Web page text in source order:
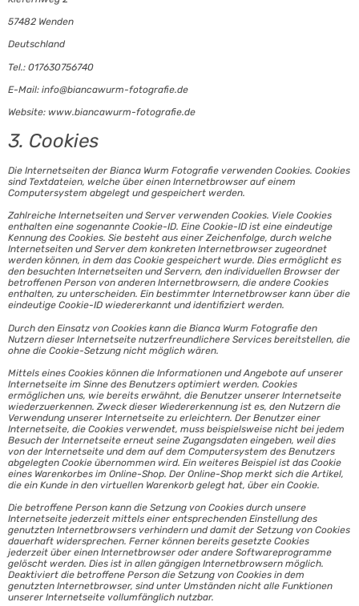
57482 Wenden
Deutschland
Tel.: 017630756740
E-Mail: info@biancawurm-fotografie.de
Website: www.biancawurm-fotografie.de
3. Cookies
Die Internetseiten der Bianca Wurm Fotografie verwenden Cookies. Cookies
sind Textdateien, welche über einen Internetbrowser auf einem
Computersystem abgelegt und gespeichert werden.
Zahlreiche Internetseiten und Server verwenden Cookies. Viele Cookies
enthalten eine sogenannte Cookie-ID. Eine Cookie-ID ist eine eindeutige
Kennung des Cookies. Sie besteht aus einer Zeichenfolge, durch welche
Internetseiten und Server dem konkreten Internetbrowser zugeordnet
werden können, in dem das Cookie gespeichert wurde. Dies ermöglicht es
den besuchten Internetseiten und Servern, den individuellen Browser der
betroffenen Person von anderen Internetbrowsern, die andere Cookies
enthalten, zu unterscheiden. Ein bestimmter Internetbrowser kann über die
eindeutige Cookie-ID wiedererkannt und identifiziert werden.
Durch den Einsatz von Cookies kann die Bianca Wurm Fotografie den
Nutzern dieser Internetseite nutzerfreundlichere Services bereitstellen, die
ohne die Cookie-Setzung nicht möglich wären.
Mittels eines Cookies können die Informationen und Angebote auf unserer
Internetseite im Sinne des Benutzers optimiert werden. Cookies
ermöglichen uns, wie bereits erwähnt, die Benutzer unserer Internetseite
wiederzuerkennen. Zweck dieser Wiedererkennung ist es, den Nutzern die
Verwendung unserer Internetseite zu erleichtern. Der Benutzer einer
Internetseite, die Cookies verwendet, muss beispielsweise nicht bei jedem
Besuch der Internetseite erneut seine Zugangsdaten eingeben, weil dies
von der Internetseite und dem auf dem Computersystem des Benutzers
abgelegten Cookie übernommen wird. Ein weiteres Beispiel ist das Cookie
eines Warenkorbes im Online-Shop. Der Online-Shop merkt sich die Artikel,
die ein Kunde in den virtuellen Warenkorb gelegt hat, über ein Cookie.
Die betroffene Person kann die Setzung von Cookies durch unsere
Internetseite jederzeit mittels einer entsprechenden Einstellung des
genutzten Internetbrowsers verhindern und damit der Setzung von Cookies
dauerhaft widersprechen. Ferner können bereits gesetzte Cookies
jederzeit über einen Internetbrowser oder andere Softwareprogramme
gelöscht werden. Dies ist in allen gängigen Internetbrowsern möglich.
Deaktiviert die betroffene Person die Setzung von Cookies in dem
genutzten Internetbrowser, sind unter Umständen nicht alle Funktionen
unserer Internetseite vollumfänglich nutzbar.